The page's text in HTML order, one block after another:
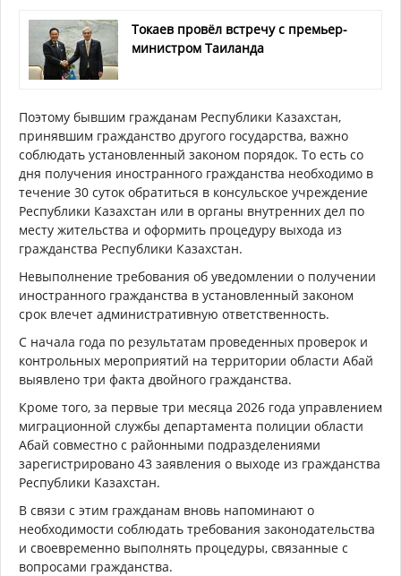
Токаев провёл встречу с премьер-
министром Таиланда
Поэтому бывшим гражданам Республики Казахстан,
принявшим гражданство другого государства, важно
соблюдать установленный законом порядок. То есть со
дня получения иностранного гражданства необходимо в
течение 30 суток обратиться в консульское учреждение
Республики Казахстан или в органы внутренних дел по
месту жительства и оформить процедуру выхода из
гражданства Республики Казахстан.
Невыполнение требования об уведомлении о получении
иностранного гражданства в установленный законом
срок влечет административную ответственность.
С начала года по результатам проведенных проверок и
контрольных мероприятий на территории области Абай
выявлено три факта двойного гражданства.
Кроме того, за первые три месяца 2026 года управлением
миграционной службы департамента полиции области
Абай совместно с районными подразделениями
зарегистрировано 43 заявления о выходе из гражданства
Республики Казахстан.
В связи с этим гражданам вновь напоминают о
необходимости соблюдать требования законодательства
и своевременно выполнять процедуры, связанные с
вопросами гражданства.